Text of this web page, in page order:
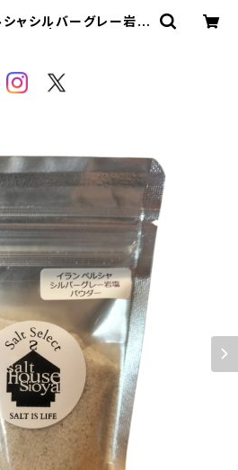
ャシルバーグレー岩塩